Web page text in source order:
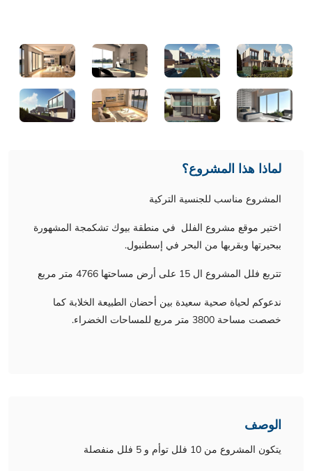
لماذا هذا المشروع؟
المشروع مناسب للجنسية التركية
اختير موقع مشروع الفلل في منطقة بيوك تشكمجة المشهورة
ببحيرتها وبقربها من البحر في إسطنبول.
تتربع فلل المشروع ال 15 على أرض مساحتها 4766 متر مربع
ندعوكم لحياة صحية سعيدة بين أحضان الطبيعة الخلابة كما
خصصت مساحة 3800 متر مربع للمساحات الخضراء.
الوصف
يتكون المشروع من 10 فلل توأم و 5 فلل منفصلة